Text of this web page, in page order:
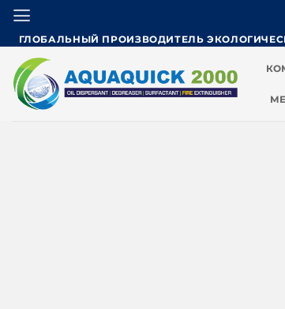
Skip
content
ГЛОБАЛЬНЫЙ ПРОИЗВОДИТЕЛЬ